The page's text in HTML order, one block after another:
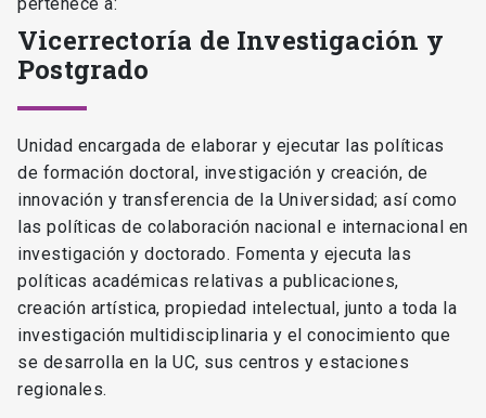
Vicerrectoría de Investigación y
Postgrado
Unidad encargada de elaborar y ejecutar las políticas
de formación doctoral, investigación y creación, de
innovación y transferencia de la Universidad; así como
las políticas de colaboración nacional e internacional en
investigación y doctorado. Fomenta y ejecuta las
políticas académicas relativas a publicaciones,
creación artística, propiedad intelectual, junto a toda la
investigación multidisciplinaria y el conocimiento que
se desarrolla en la UC, sus centros y estaciones
regionales.